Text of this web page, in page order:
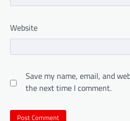
Website
Save my name, email, and
the next time I comment.